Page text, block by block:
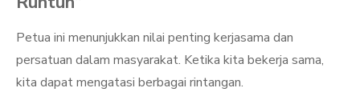
Petua ini menunjukkan nilai penting kerjasama dan
persatuan dalam masyarakat. Ketika kita bekerja sama,
kita dapat mengatasi berbagai rintangan.